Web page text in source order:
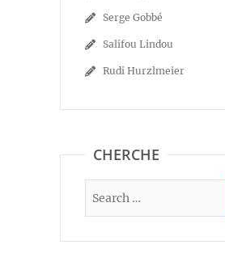
Serge Gobbé
Salifou Lindou
Rudi Hurzlmeier
CHERCHE